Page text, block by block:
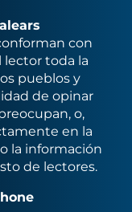
con
lector toda la
pueblos y
de opinar
o,
en la
la información
de lectores.